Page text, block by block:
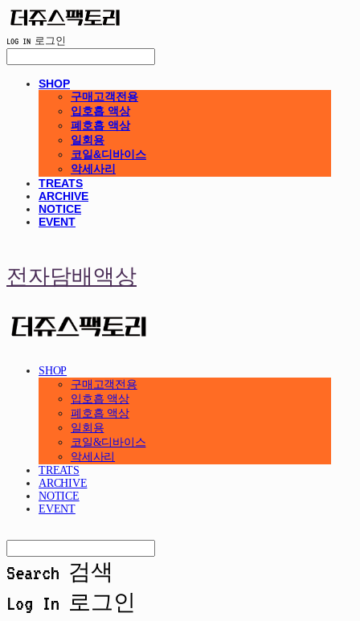
LOG IN 로그인
SHOP
구매고객전용
입호흡 액상
폐호흡 액상
일회용
코일&디바이스
악세사리
TREATS
ARCHIVE
NOTICE
EVENT
전자담배액상
SHOP
구매고객전용
입호흡 액상
폐호흡 액상
일회용
코일&디바이스
악세사리
TREATS
ARCHIVE
NOTICE
EVENT
Search 검색
Log In 로그인